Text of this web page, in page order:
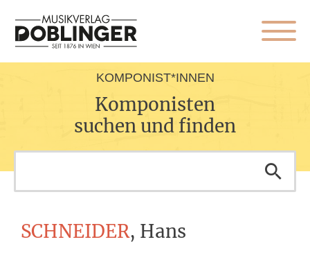
KOMPONIST*INNEN
Komponisten
suchen und finden
SCHNEIDER, Hans